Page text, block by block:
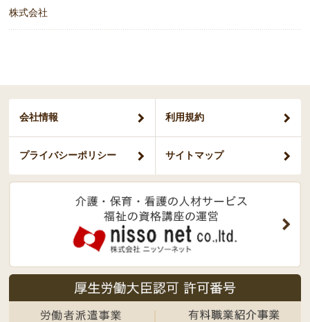
株式会社
会社情報 利用規約
プライバシーポリシー サイトマップ